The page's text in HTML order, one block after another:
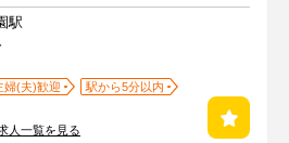
駅
婦(夫)歓迎
駅から5分以内
人一覧を見る